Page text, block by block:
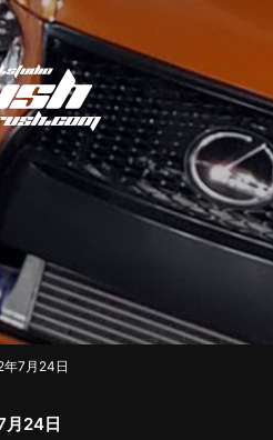
年7月24日
月24日